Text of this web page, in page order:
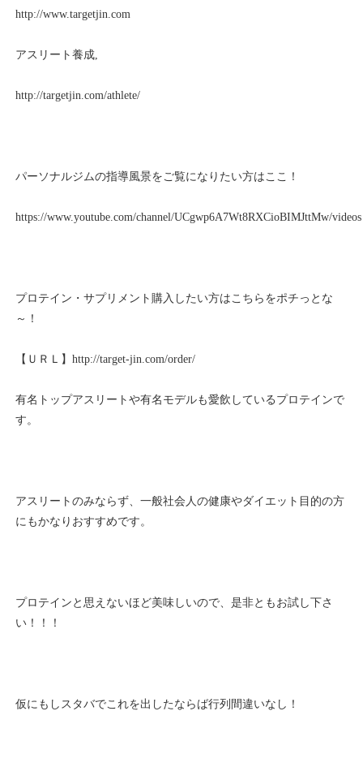
http://www.targetjin.com
アスリート養成,
http://targetjin.com/athlete/
パーソナルジムの指導風景をご覧になりたい方はここ！
https://www.youtube.com/channel/UCgwp6A7Wt8RXCioBIMJttMw/videos
プロテイン・サプリメント購入したい方はこちらをポチっとな
～！
【ＵＲＬ】http://target-jin.com/order/
有名トップアスリートや有名モデルも愛飲しているプロテインで
す。
アスリートのみならず、一般社会人の健康やダイエット目的の方
にもかなりおすすめです。
プロテインと思えないほど美味しいので、是非ともお試し下さ
い！！！
仮にもしスタバでこれを出したならば行列間違いなし！